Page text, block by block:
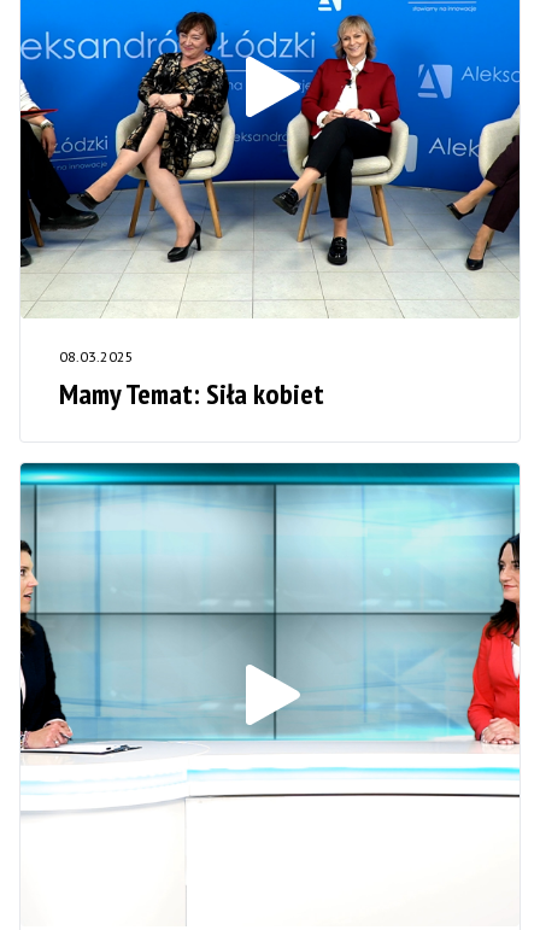
08.03.2025
Mamy Temat: Siła kobiet